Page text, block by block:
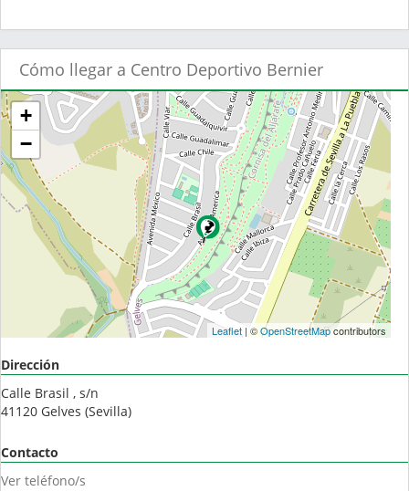
Cómo llegar a Centro Deportivo Bernier
+
−
Leaflet| ©OpenStreetMapcontributors
Dirección
Calle Brasil , s/n
41120 Gelves (Sevilla)
Contacto
Ver teléfono/s